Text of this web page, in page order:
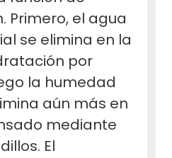
Primero, el agua
se elimina en la
por
la humedad
aún más en
mediante
El